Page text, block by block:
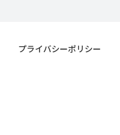
プライバシーポリシー